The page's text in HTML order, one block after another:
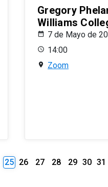
Gregory
Williams
7 de Mayo de
14:00
Zoom
25 26 27 28 29 30 31